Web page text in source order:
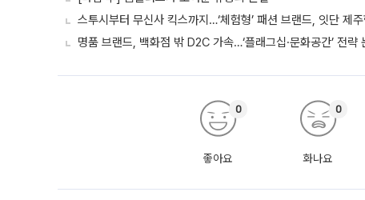
스투시부터 무신사 킥스까지…‘체험형’ 패션 브랜드, 잇단 제
명품 브랜드, 백화점 밖 D2C 가속…‘플래그십·문화공간’ 전략
좋아요
0
화나요
0